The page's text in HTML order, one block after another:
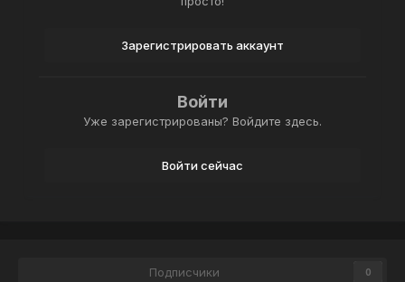
Зарегистрировать аккаунт
Войти
Уже зарегистрированы? Войдите здесь.
Войти сейчас
Подписчики 0